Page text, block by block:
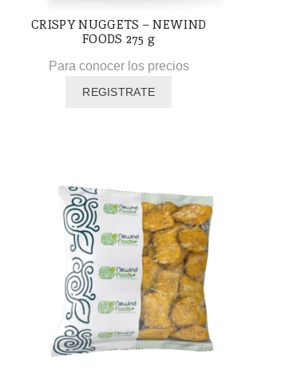
CRISPY NUGGETS – NEWIND
FOODS 275 g
Para conocer los precios
REGISTRATE